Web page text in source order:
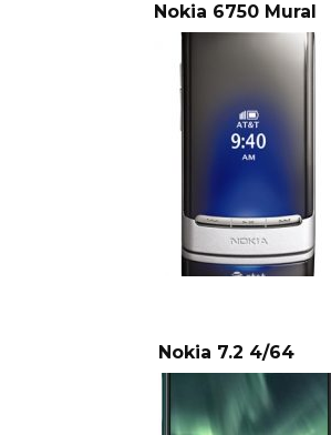
Nokia 6750 Mural
Nokia 7.2 4/64